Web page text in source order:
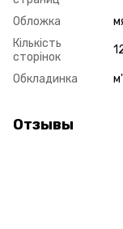
Обложка
Кількість
сторінок
Обкладинка
Отзывы